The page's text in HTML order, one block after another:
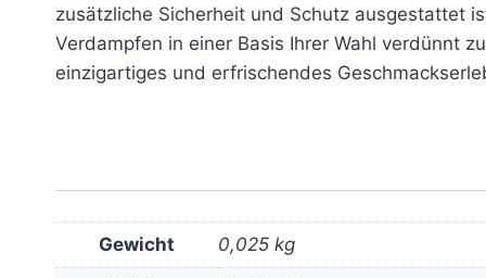
zusätzliche Sicherheit und Schutz ausgestattet
Verdampfen in einer Basis Ihrer Wahl verdünnt
einzigartiges und erfrischendes
Gewicht 0,025 kg